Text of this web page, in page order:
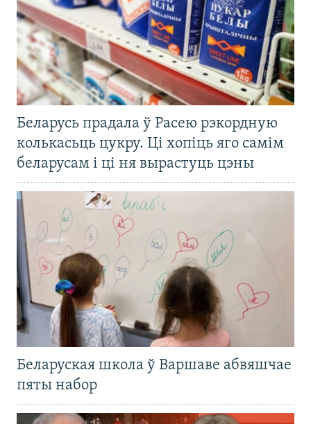
Беларусь прадала ў Расею рэкордную
колькасьць цукру. Ці хопіць яго самім
беларусам і ці ня вырастуць цэны
Беларуская школа ў Варшаве абвяшчае
пяты набор